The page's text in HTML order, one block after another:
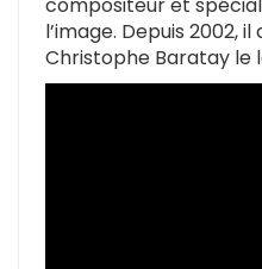
l’image. Depuis 2002,
Christophe Baratay le